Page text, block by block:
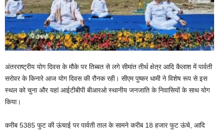
अंतरराष्ट्रीय योग दिवस के मौके पर तिब्बत से लगे सीमांत तीर्थ क्षेत्र आदि कैलाश में पार्वती
सरोवर के किनारे आज योग दिवस की रौनक रही। सीएम पुष्कर धामी ने विशेष रूप से इस
स्थल को चुना और यहां आईटीबीपी बीआरओ स्थानीय जनजाति के निवासियों के साथ योग
किया।
करीब 5385 फुट की ऊंचाई पर पार्वती ताल के सामने करीब 18 हजार फुट ऊंचे, आदि